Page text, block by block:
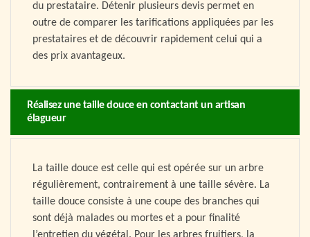
du prestataire. Détenir plusieurs devis permet en
outre de comparer les tarifications appliquées par les
prestataires et de découvrir rapidement celui qui a
des prix avantageux.
Réalisez une taille douce en contactant un artisan
élagueur
La taille douce est celle qui est opérée sur un arbre
régulièrement, contrairement à une taille sévère. La
taille douce consiste à une coupe des branches qui
sont déjà malades ou mortes et a pour finalité